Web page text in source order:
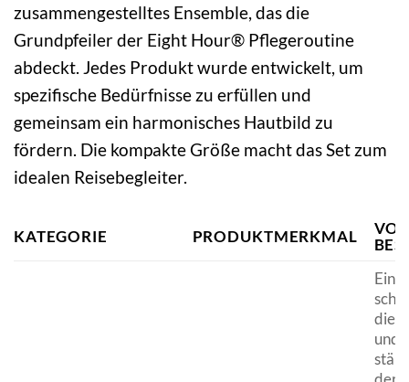
zusammengestelltes Ensemble, das die
Grundpfeiler der Eight Hour® Pflegeroutine
abdeckt. Jedes Produkt wurde entwickelt, um
spezifische Bedürfnisse zu erfüllen und
gemeinsam ein harmonisches Hautbild zu
fördern. Die kompakte Größe macht das Set zum
idealen Reisebegleiter.
KATEGORIE PRODUKTMERKMAL
Eine
die
und